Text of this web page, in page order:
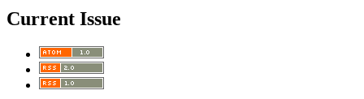
Current Issue